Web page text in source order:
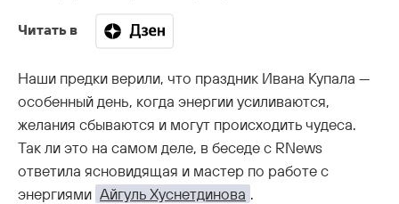
Читать в
Наши предки верили, что праздник Ивана Купала —
особенный день, когда энергии усиливаются,
желания сбываются и могут происходить чудеса.
Так ли это на самом деле, в беседе с RNews
ответила ясновидящая и мастер по работе с
энергиями Айгуль Хуснетдинова .